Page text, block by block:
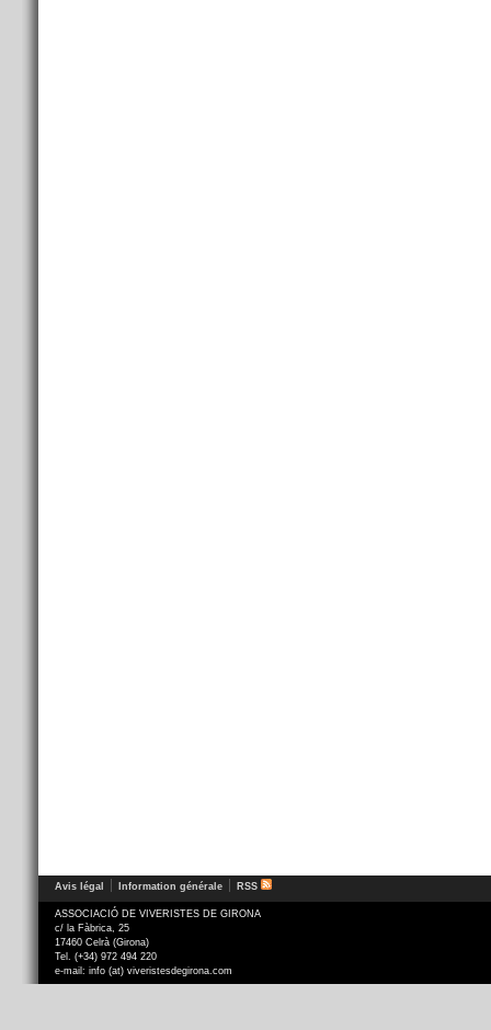
Avis légal Information générale RSS
ASSOCIACIÓ DE VIVERISTES DE GIRONA
c/ la Fàbrica, 25
17460 Celrà (Girona)
Tel. (+34) 972 494 220
e-mail: info (at) viveristesdegirona.com